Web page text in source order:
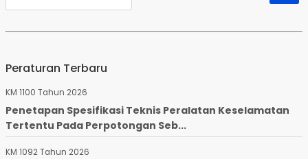
Peraturan Terbaru
KM 1100 Tahun 2026
Penetapan Spesifikasi Teknis Peralatan Keselamatan
Tertentu Pada Perpotongan Seb...
KM 1092 Tahun 2026